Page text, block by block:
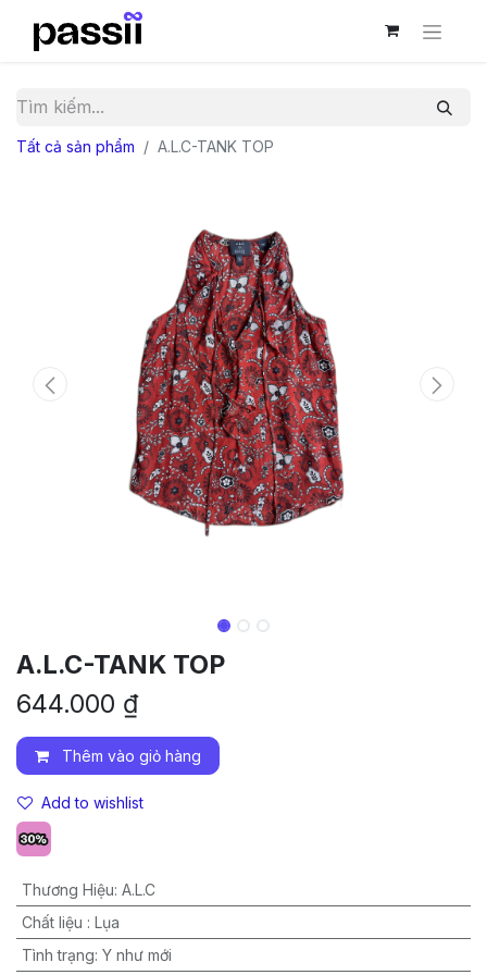
Tất cả sản phẩm A.L.C-TANK TOP
A.L.C-TANK TOP
644.000 ₫
Thêm vào giỏ hàng
Add to wishlist
Thương Hiệu: A.L.C
Chất liệu : Lụa
Tình trạng: Y như mới